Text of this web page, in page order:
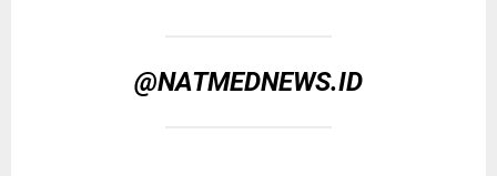
@NATMEDNEWS.ID